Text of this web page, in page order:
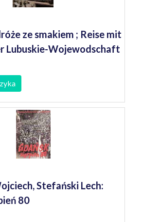
ze smakiem ; Reise mit
Lubuskie-Wojewodschaft
Stefański Lech:
80